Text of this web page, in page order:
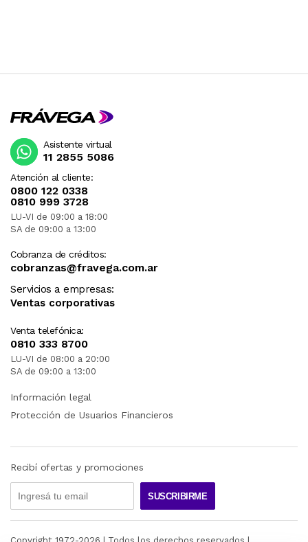
Atención al cliente:
0800 122 0338
0810 999 3728
LU-VI de 09:00 a 18:00
SA de 09:00 a 13:00
Cobranza de créditos:
cobranzas@fravega.com.ar
Servicios a empresas:
Ventas corporativas
Venta telefónica:
0810 333 8700
LU-VI de 08:00 a 20:00
SA de 09:00 a 13:00
Asistente virtual
11 2855 5086
Información legal
Protección de Usuarios Financieros
Recibí ofertas y promociones
SUSCRIBIRME